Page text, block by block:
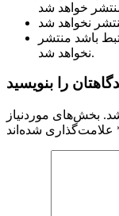
باشد منتشر
نخواهد شد.
را بنویسید
بخش‌های موردنیاز